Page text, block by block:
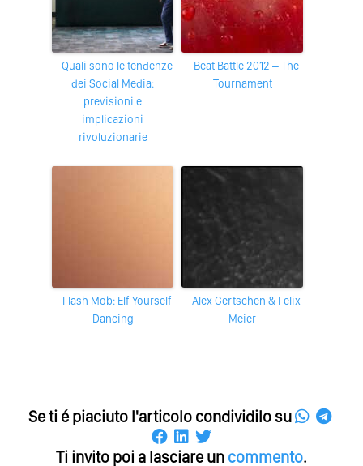
Quali sono le tendenze
dei Social Media:
previsioni e
implicazioni
rivoluzionarie
Beat Battle 2012 – The
Tournament
Flash Mob: Elf Yourself
Dancing
Alex Gertschen & Felix
Meier
Se ti é piaciuto l'articolo condividilo su
Ti invito poi a lasciare un commento.